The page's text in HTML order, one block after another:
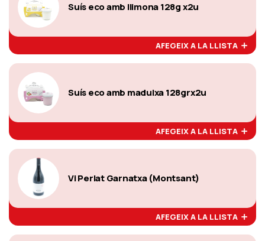
Suís eco amb llimona 128g x2u
AFEGEIX A LA LLISTA
Suís eco amb maduixa 128grx2u
AFEGEIX A LA LLISTA
Vi Perlat Garnatxa (Montsant)
AFEGEIX A LA LLISTA